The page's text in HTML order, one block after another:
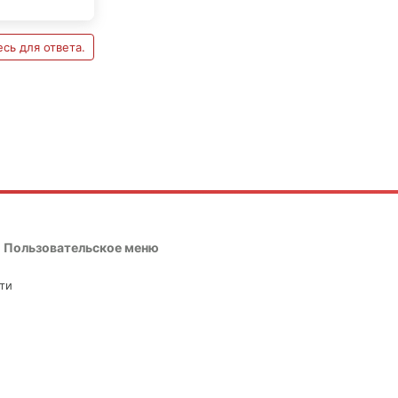
для ответа.
Пользовательское меню